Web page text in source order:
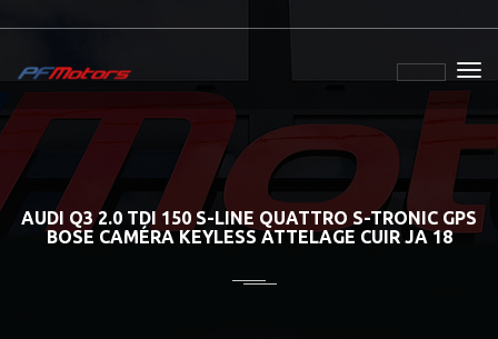
AUDI Q3 2.0 TDI 150 S-LINE QUATTRO S-TRONIC GPS
BOSE CAMÉRA KEYLESS ATTELAGE CUIR JA 18